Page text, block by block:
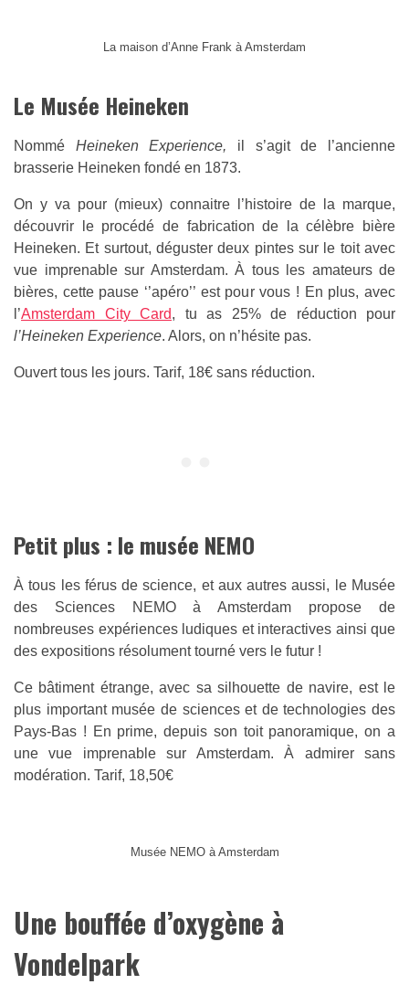
La maison d’Anne Frank à Amsterdam
Le Musée Heineken
Nommé Heineken Experience, il s’agit de l’ancienne
brasserie Heineken fondé en 1873.
On y va pour (mieux) connaitre l’histoire de la marque,
découvrir le procédé de fabrication de la célèbre bière
Heineken. Et surtout, déguster deux pintes sur le toit avec
vue imprenable sur Amsterdam. À tous les amateurs de
bières, cette pause ‘’apéro’’ est pour vous ! En plus, avec
l’Amsterdam City Card, tu as 25% de réduction pour
l’Heineken Experience. Alors, on n’hésite pas.
Ouvert tous les jours. Tarif, 18€ sans réduction.
Petit plus : le musée NEMO
À tous les férus de science, et aux autres aussi, le Musée
des Sciences NEMO à Amsterdam propose de
nombreuses expériences ludiques et interactives ainsi que
des expositions résolument tourné vers le futur !
Ce bâtiment étrange, avec sa silhouette de navire, est le
plus important musée de sciences et de technologies des
Pays-Bas ! En prime, depuis son toit panoramique, on a
une vue imprenable sur Amsterdam. À admirer sans
modération. Tarif, 18,50€
Musée NEMO à Amsterdam
Une bouffée d’oxygène à
Vondelpark